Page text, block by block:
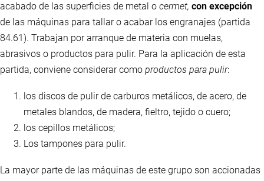
acabado de las superficies de metal o cermet, con excepción
de las máquinas para tallar o acabar los engranajes (partida
84.61). Trabajan por arranque de materia con muelas,
abrasivos o productos para pulir. Para la aplicación de esta
partida, conviene considerar como productos para pulir:
los discos de pulir de carburos metálicos, de acero, de
metales blandos, de madera, fieltro, tejido o cuero;
los cepillos metálicos;
Los tampones para pulir.
La mayor parte de las máquinas de este grupo son accionadas